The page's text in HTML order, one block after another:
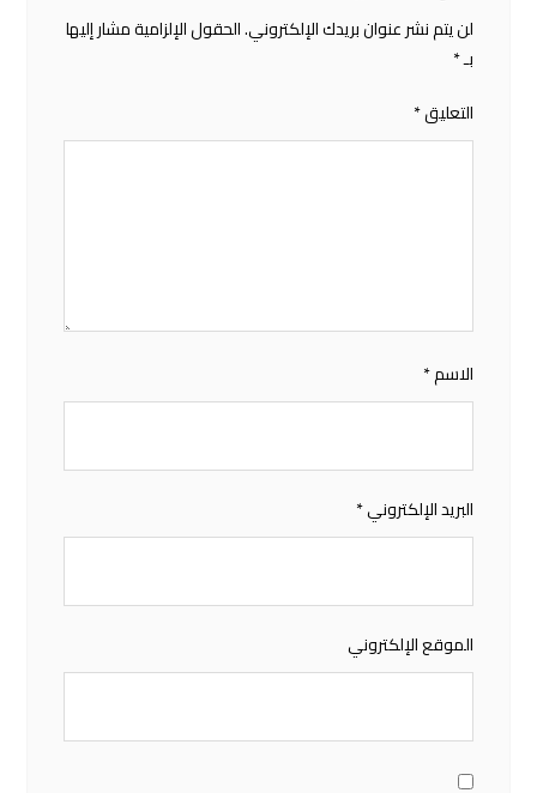
لن يتم نشر عنوان بريدك الإلكتروني.الحقول الإلزامية مشار إليها
بـ*
التعليق*
الاسم*
البريد الإلكتروني*
الموقع الإلكتروني